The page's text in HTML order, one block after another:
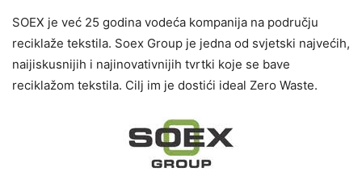
SOEX je već 25 godina vodeća kompanija na području
reciklaže tekstila. Soex Group je jedna od svjetski najvećih,
naijiskusnijih i najinovativnijih tvrtki koje se bave
reciklažom tekstila. Cilj im je dostići ideal Zero Waste.